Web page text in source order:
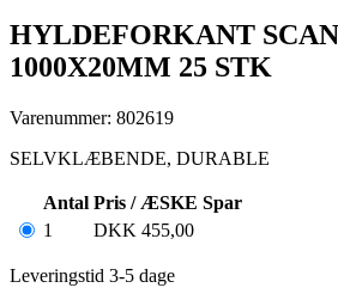
HYLDEFORKANT
1000X20MM 25 STK
Varenummer: 802619
SELVKLÆBENDE, DURABLE
Antal Pris / ÆSKE Spar
1
DKK 455,00
Leveringstid 3-5 dage